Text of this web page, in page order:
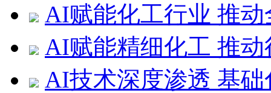
AI赋能化工行业 推
AI赋能精细化工 推
AI技术深度渗透 基